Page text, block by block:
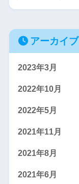
アーカイブ
2023年3月
2022年10月
2022年5月
2021年11月
2021年8月
2021年6月